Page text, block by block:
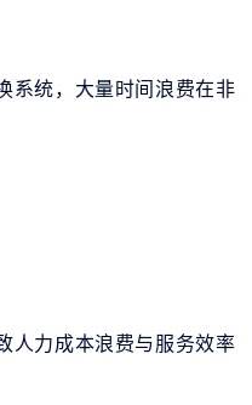
系统，大量时间浪费在非
人力成本浪费与服务效率